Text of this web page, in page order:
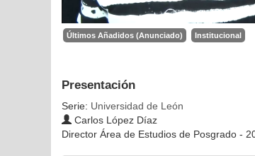
Últimos Añadidos (Anunciado) Institucional
Presentación
Serie: Universidad de León
Carlos López Díaz
Director Área de Estudios de Posgrado -